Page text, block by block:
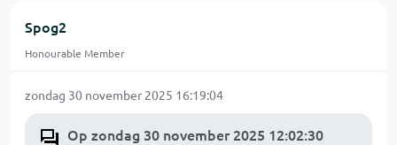
Spog2
Honourable Member
zondag 30 november 2025 16:19:04
Op zondag 30 november 2025 12:02:30